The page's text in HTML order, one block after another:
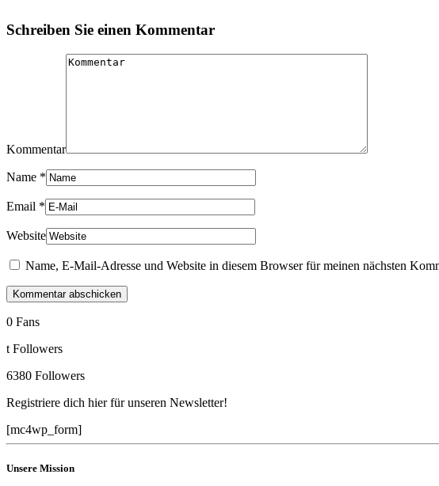
Schreiben Sie einen Kommentar
Kommentar
Name *
Email *
Website
Name, E-Mail-Adresse und Website in diesem Browser für meinen nächsten
0 Fans
t Followers
6380 Followers
Registriere dich hier für unseren Newsletter!
[mc4wp_form]
Unsere Mission